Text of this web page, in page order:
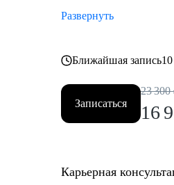
Развернуть
Ближайшая запись
Записаться
23 300
16
Карьерная